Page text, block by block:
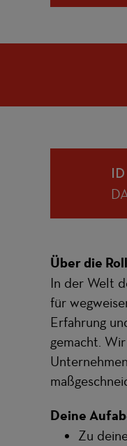
Über die
In der Welt
für
Erfahrung
gemacht.
Deine
Zu